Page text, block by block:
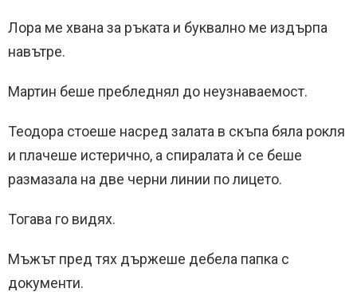
Лора ме хвана за ръката и буквално ме издърпа
навътре.
Мартин беше пребледнял до неузнаваемост.
Теодора стоеше насред залата в скъпа бяла рокля
и плачеше истерично, а спиралата ѝ се беше
размазала на две черни линии по лицето.
Тогава го видях.
Мъжът пред тях държеше дебела папка с
документи.